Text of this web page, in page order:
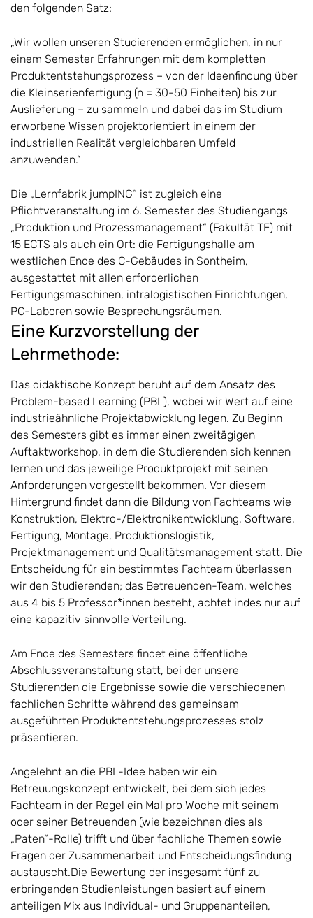
den folgenden Satz:
„Wir wollen unseren Studierenden ermöglichen, in nur
einem Semester Erfahrungen mit dem kompletten
Produktentstehungsprozess – von der Ideenfindung über
die Kleinserienfertigung (n = 30-50 Einheiten) bis zur
Auslieferung – zu sammeln und dabei das im Studium
erworbene Wissen projektorientiert in einem der
industriellen Realität vergleichbaren Umfeld
anzuwenden.“
Die „Lernfabrik jumpING“ ist zugleich eine
Pflichtveranstaltung im 6. Semester des Studiengangs
„Produktion und Prozessmanagement“ (Fakultät TE) mit
15 ECTS als auch ein Ort: die Fertigungshalle am
westlichen Ende des C-Gebäudes in Sontheim,
ausgestattet mit allen erforderlichen
Fertigungsmaschinen, intralogistischen Einrichtungen,
PC-Laboren sowie Besprechungsräumen.
Eine ​Kurzvorstellung der
Lehrmethode:
Das didaktische Konzept beruht auf dem Ansatz des
Problem-based Learning (PBL), wobei wir Wert auf eine
industrieähnliche Projektabwicklung legen. Zu Beginn
des Semesters gibt es immer einen zweitägigen
Auftaktworkshop, in dem die Studierenden sich kennen
lernen und das jeweilige Produktprojekt mit seinen
Anforderungen vorgestellt bekommen. Vor diesem
Hintergrund findet dann die Bildung von Fachteams wie
Konstruktion, Elektro-/Elektronikentwicklung, Software,
Fertigung, Montage, Produktionslogistik,
Projektmanagement und Qualitätsmanagement statt. Die
Entscheidung für ein bestimmtes Fachteam überlassen
wir den Studierenden; das Betreuenden-Team, welches
aus 4 bis 5 Professor*innen besteht, achtet indes nur auf
eine kapazitiv sinnvolle Verteilung.
Am Ende des Semesters findet eine öffentliche
Abschlussveranstaltung statt, bei der unsere
Studierenden die Ergebnisse sowie die verschiedenen
fachlichen Schritte während des gemeinsam
ausgeführten Produktentstehungsprozesses stolz
präsentieren.
Angelehnt an die PBL-Idee haben wir ein
Betreuungskonzept entwickelt, bei dem sich jedes
Fachteam in der Regel ein Mal pro Woche mit seinem
oder seiner Betreuenden (wie bezeichnen dies als
„Paten“-Rolle) trifft und über fachliche Themen sowie
Fragen der Zusammenarbeit und Entscheidungsfindung
austauscht.Die Bewertung der insgesamt fünf zu
erbringenden Studienleistungen basiert auf einem
anteiligen Mix aus Individual- und Gruppenanteilen,